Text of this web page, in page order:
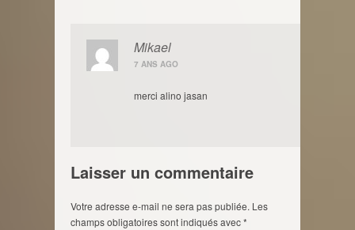
Mikael
7 ANS AGO
merci alino jasan
Laisser un commentaire
Votre adresse e-mail ne sera pas publiée. Les
champs obligatoires sont indiqués avec*